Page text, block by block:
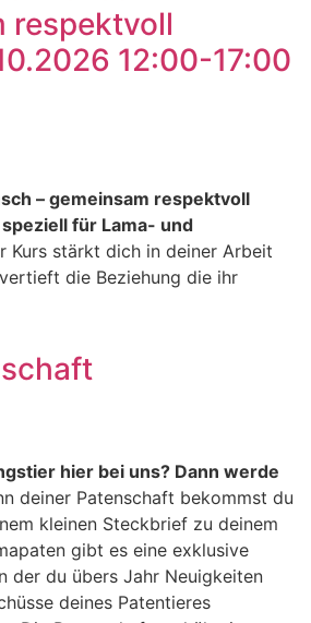
respektvoll
12:00-17:00
– gemeinsam respektvoll
für Lama- und
Kurs stärkt dich in deiner Arbeit
die Beziehung die ihr
hier bei uns? Dann werde
deiner Patenschaft bekommst du
kleinen Steckbrief zu deinem
gibt es eine exklusive
der du übers Jahr Neuigkeiten
deines Patentieres